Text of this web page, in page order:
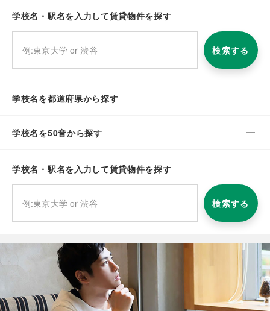
学校名・駅名を入力して賃貸物件を探す
検索する
学校名を都道府県から探す
学校名を50音から探す
学校名・駅名を入力して賃貸物件を探す
検索する